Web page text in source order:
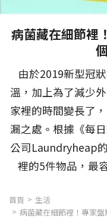
病菌藏在細節裡
由於2019新型冠
溫，加上為了減少
家裡的時間變長了
漏之處。根據《每
公司Laundryheap
裡的5件物品，最
首頁
生活
病菌藏在細節裡！專家盤